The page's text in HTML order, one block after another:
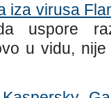
iza virusa
uspore
u vidu,